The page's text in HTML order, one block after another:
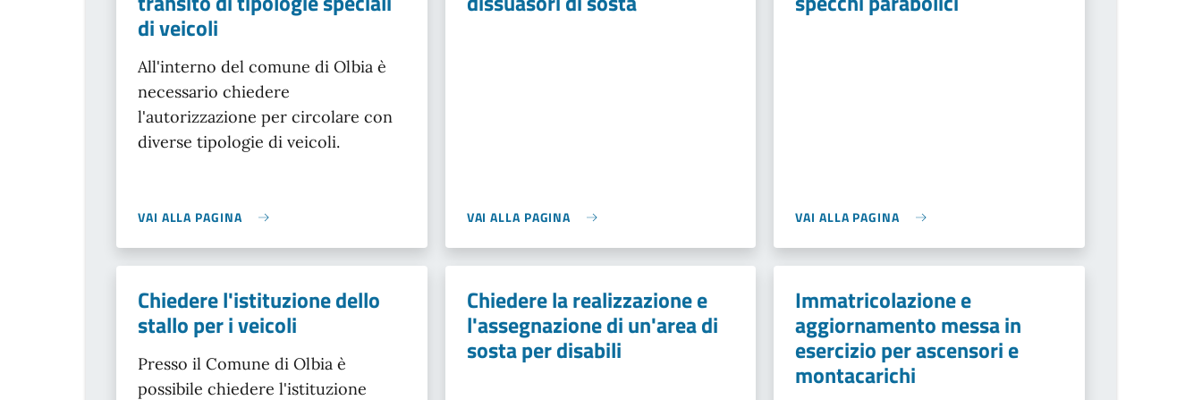
di veicoli
All'interno del comune di Olbia è
necessario chiedere
l'autorizzazione per circolare con
diverse tipologie di veicoli.
VAI ALLA PAGINA VAI ALLA PAGINA VAI ALLA PAGINA
Chiedere l'istituzione dello
stallo per i veicoli
Presso il Comune di Olbia è
possibile chiedere l'istituzione
Chiedere la realizzazione e
l'assegnazione di un'area di
sosta per disabili
Immatricolazione e
aggiornamento messa in
esercizio per ascensori e
montacarichi